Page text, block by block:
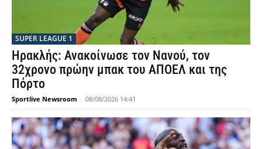
SUPER LEAGUE 1
Ηρακλής: Ανακοίνωσε τον Νανού, τον
32χρονο πρώην μπακ του ΑΠΟΕΛ και της
Πόρτο
Sportlive Newsroom - 08/08/2026 14:41